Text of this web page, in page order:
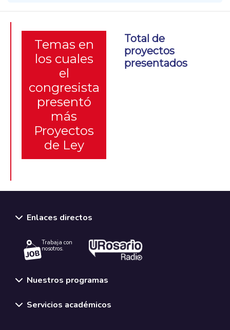
Temas en
los cuales
el
congresista
presentó
más
Proyectos
de Ley
Total de
proyectos
presentados
Enlaces directos
Trabaja con
nosotros.
Nuestros programas
Servicios académicos